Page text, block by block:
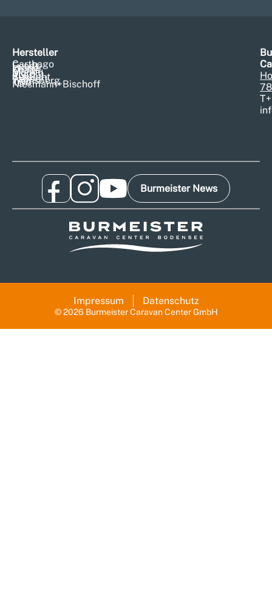
Hersteller
Carthago
Fendt
Hymer
Knaus
Malibu
Morelo
Pössl
Sunlight
Tabbert
Weinsberg
T@b
Niesmann+Bischoff
T
Burmeister News
© 2026 Burmeister Caravan Center GmbH
Impressum Datenschutz